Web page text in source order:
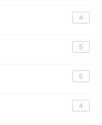
4
5
6
4